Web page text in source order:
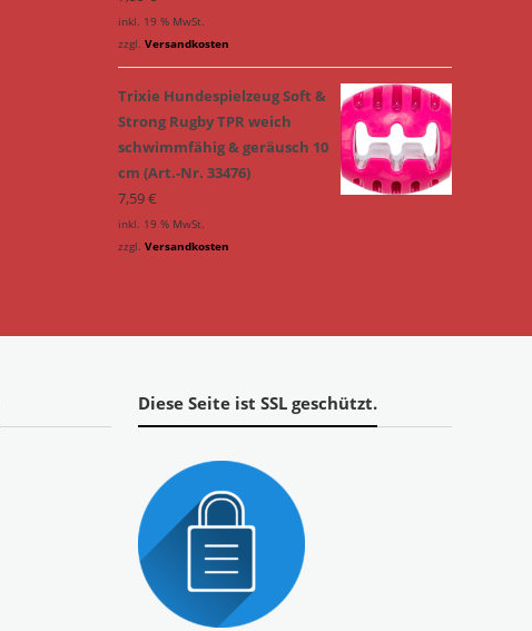
inkl. 19 % MwSt.
zzgl. Versandkosten
Trixie Hundespielzeug Soft &
Strong Rugby TPR weich
schwimmfähig & geräusch 10
cm (Art.-Nr. 33476)
7,59€
inkl. 19 % MwSt.
zzgl. Versandkosten
Diese Seite ist SSL geschützt.